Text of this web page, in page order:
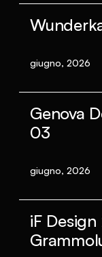
giugno, 2026
Genova
03
giugno, 2026
iF